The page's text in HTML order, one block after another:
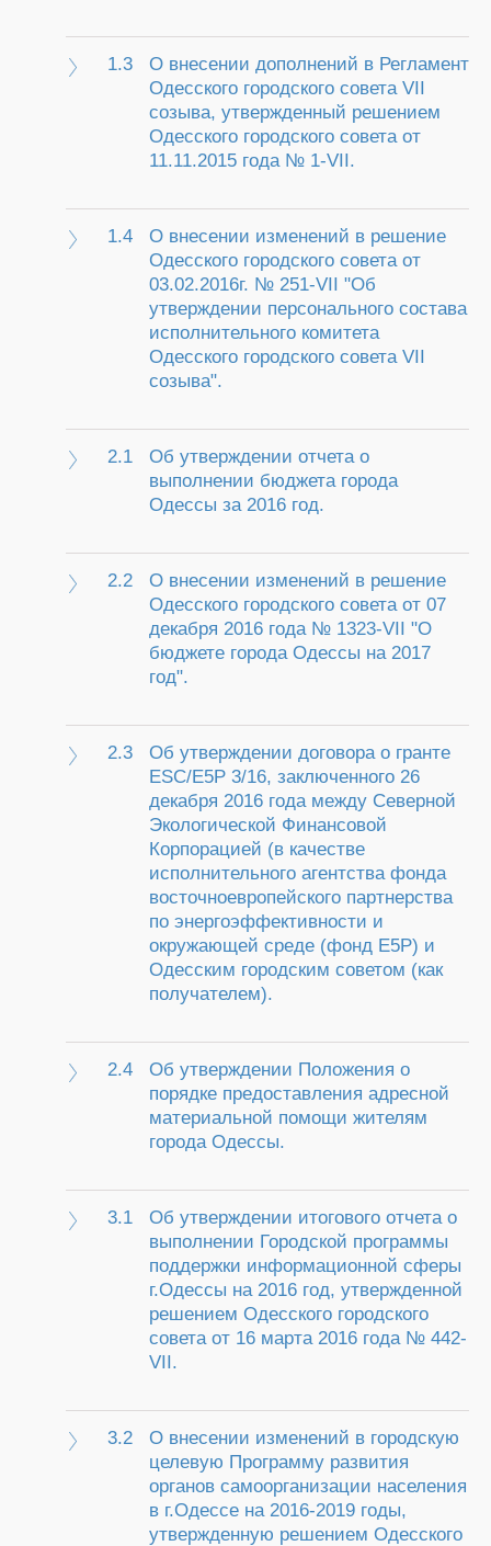
1.3
О внесении дополнений в Регламент
Одесского городского совета VII
созыва, утвержденный решением
Одесского городского совета от
11.11.2015 года № 1-VII.
1.4
О внесении изменений в решение
Одесского городского совета от
03.02.2016г. № 251-VII "Об
утверждении персонального состава
исполнительного комитета
Одесского городского совета VII
созыва".
2.1
Об утверждении отчета о
выполнении бюджета города
Одессы за 2016 год.
2.2
О внесении изменений в решение
Одесского городского совета от 07
декабря 2016 года № 1323-VII "О
бюджете города Одессы на 2017
год".
2.3
Об утверждении договора о гранте
ESC/E5P 3/16, заключенного 26
декабря 2016 года между Северной
Экологической Финансовой
Корпорацией (в качестве
исполнительного агентства фонда
восточноевропейского партнерства
по энергоэффективности и
окружающей среде (фонд Е5Р) и
Одесским городским советом (как
получателем).
2.4
Об утверждении Положения о
порядке предоставления адресной
материальной помощи жителям
города Одессы.
3.1
Об утверждении итогового отчета о
выполнении Городской программы
поддержки информационной сферы
г.Одессы на 2016 год, утвержденной
решением Одесского городского
совета от 16 марта 2016 года № 442-
VII.
3.2
О внесении изменений в городскую
целевую Программу развития
органов самоорганизации населения
в г.Одессе на 2016-2019 годы,
утвержденную решением Одесского